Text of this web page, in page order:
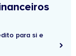
para si e